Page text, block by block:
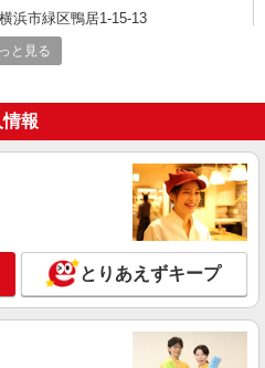
浜市緑区鴨居1-15-13
ホール・キッチン
円＋交通費支給 ◆22時〜翌5時は時
は時給1,225円 ※研修中も給与
横浜市緑区白山2-38-8
詳細を見る
と見る
報
とりあえずキープ